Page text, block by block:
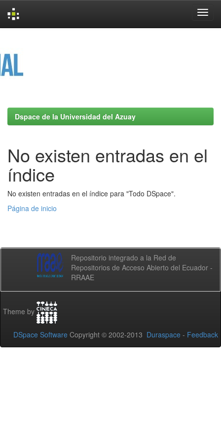
Dspace de la Universidad del Azuay
No existen entradas en el
índice
No existen entradas en el índice para "Todo DSpace".
Página de inicio
Repositorio integrado a la Red de
Repositorios de Acceso Abierto del Ecuador -
RRAAE
Theme by
DSpace Software Copyright © 2002-2013 Duraspace - Feedback